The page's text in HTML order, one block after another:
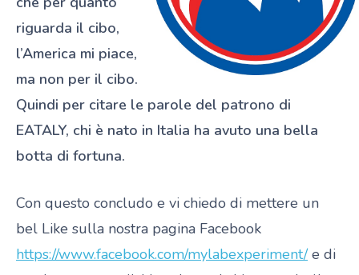
riguarda il cibo,
l’America mi piace,
ma non per il cibo.
Quindi per citare le parole del patrono di
EATALY, chi è nato in Italia ha avuto una bella
botta di fortuna.
Con questo concludo e vi chiedo di mettere un
bel Like sulla nostra pagina Facebook
https://www.facebook.com/mylabexperiment/e di